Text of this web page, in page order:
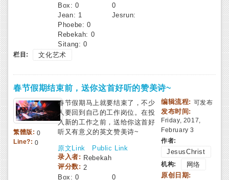
Box:0
Jean: 1 Jesrun:
0
Phoebe: 0
Rebekah: 0
Sitang: 0
栏目: 文化艺术
春节假期结束前，送你这首好听的赞美诗~
繁體版: 0
Line?:0
春节假期马上就要结束了，不少
人要回到自己的工作岗位。在投
入新的工作之前，送给你这首好
听又有意义的英文赞美诗~
原文Link
Public Link
录入者: Rebekah
评分数: 2
Box:0
0
编辑流程: 可发布
发布时间:
Friday, 2017,
February 3
作者:
JesusChrist
机构:
网络
原创日期: